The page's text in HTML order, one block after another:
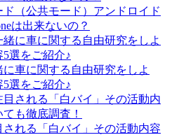
（公共モード）アンドロイド
は出来ないの？
車に関する自由研究をしよ
選をご紹介♪
れる「白バイ」その活動内容